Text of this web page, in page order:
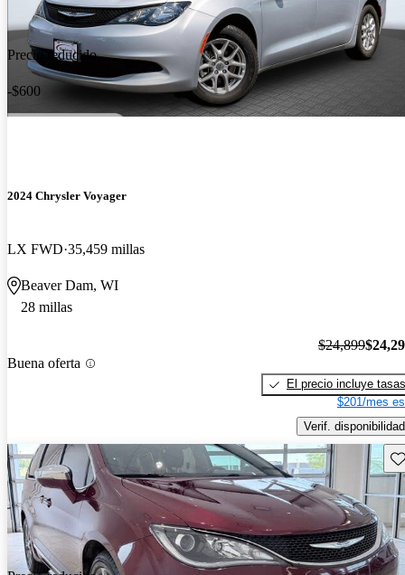
Precio reducido
-$600
2024 Chrysler Voyager
LX FWD 35,459 millas
Beaver Dam, WI
28 millas
Buena oferta
$24,899
El precio incluye tasas
$201/mes
Verif. disponibilidad